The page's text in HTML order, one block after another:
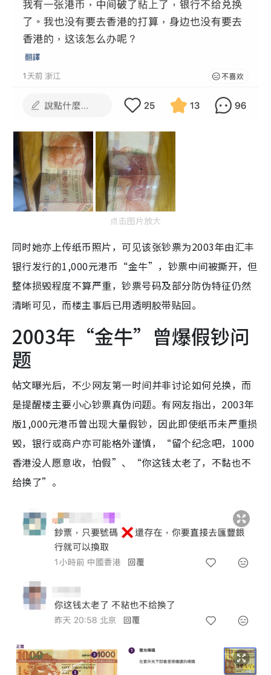
点击图片放大
同时她亦上传纸币照片，可见该张钞票为2003年由汇丰
银行发行的1,000元港币“金牛”，钞票中间被撕开，但
整体损毁程度不算严重，钞票号码及部分防伪特征仍然
清晰可见，而楼主事后已用透明胶带贴回。
2003年“金牛”曾爆假钞问
题
帖文曝光后，不少网友第一时间并非讨论如何兑换，而
是提醒楼主要小心钞票真伪问题。有网友指出，2003年
版1,000元港币曾出现大量假钞，因此即使纸币未严重损
毁，银行或商户亦可能格外谨慎，“留个纪念吧，1000
香港没人愿意收，怕假”、“你这钱太老了，不黏也不
给换了”。